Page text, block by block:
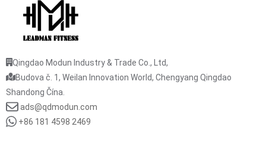
Qingdao Modun Industry & Trade Co., Ltd,
Budova č. 1, Weilan Innovation World, Chengyang Qingdao
Shandong Čína.
ads@qdmodun.com
+86 181 4598 2469